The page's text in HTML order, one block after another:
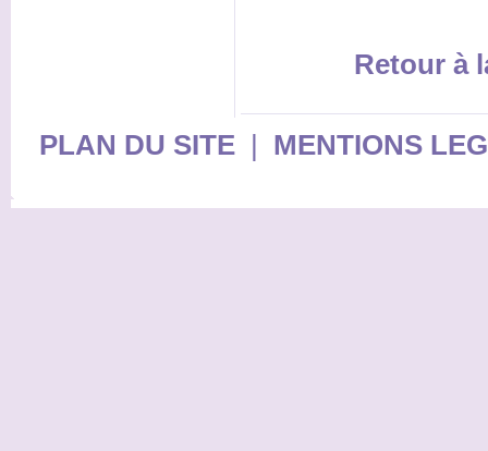
Retour à
PLAN DU SITE| MENTIONS